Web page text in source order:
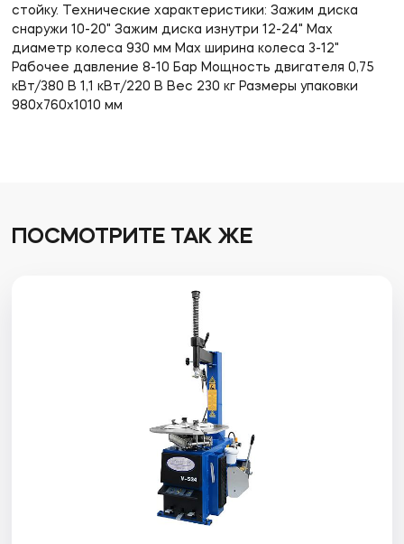
стойку. Технические характеристики: Зажим диска
снаружи 10-20" Зажим диска изнутри 12-24" Max
диаметр колеса 930 мм Мах ширина колеса 3-12"
Рабочее давление 8-10 Бар Мощность двигателя 0,75
кВт/380 В 1,1 кВт/220 В Вес 230 кг Размеры упаковки
980х760х1010 мм
ПОСМОТРИТЕ ТАК ЖЕ